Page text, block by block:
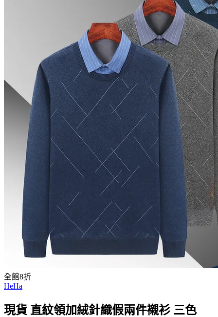
全館8折
HeHa
現貨 直紋領加絨針織假兩件襯衫 三色